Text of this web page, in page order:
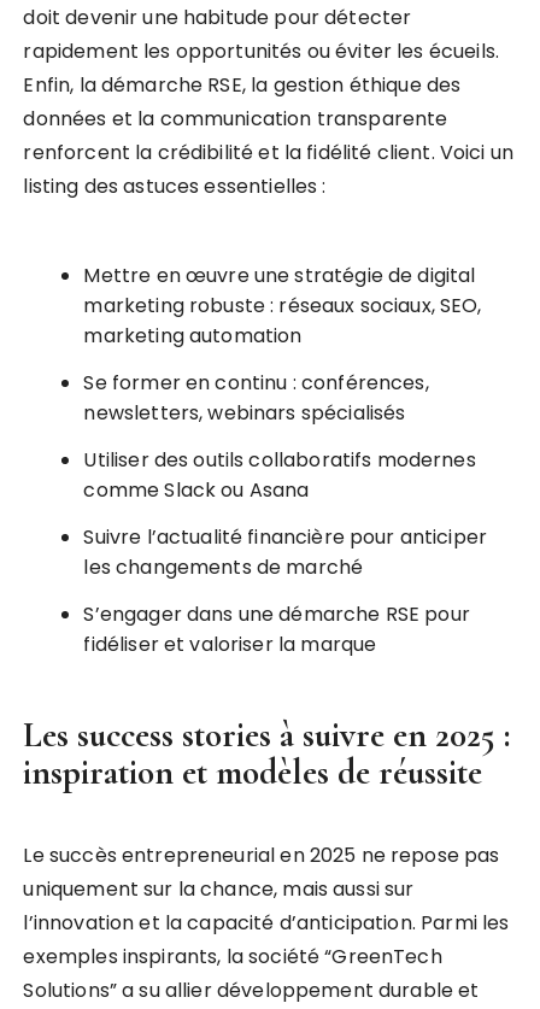
doit devenir une habitude pour détecter
rapidement les opportunités ou éviter les écueils.
Enfin, la démarche RSE, la gestion éthique des
données et la communication transparente
renforcent la crédibilité et la fidélité client. Voici un
listing des astuces essentielles :
Mettre en œuvre une stratégie de digital
marketing robuste : réseaux sociaux, SEO,
marketing automation
Se former en continu : conférences,
newsletters, webinars spécialisés
Utiliser des outils collaboratifs modernes
comme Slack ou Asana
Suivre l’actualité financière pour anticiper
les changements de marché
S’engager dans une démarche RSE pour
fidéliser et valoriser la marque
Les success stories à suivre en 2025 :
inspiration et modèles de réussite
Le succès entrepreneurial en 2025 ne repose pas
uniquement sur la chance, mais aussi sur
l’innovation et la capacité d’anticipation. Parmi les
exemples inspirants, la société “GreenTech
Solutions” a su allier développement durable et